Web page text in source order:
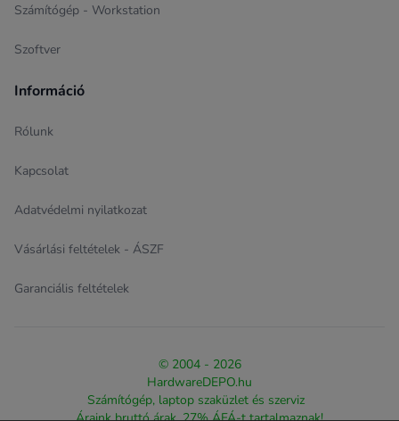
Számítógép - Workstation
Szoftver
Információ
Rólunk
Kapcsolat
Adatvédelmi nyilatkozat
Vásárlási feltételek - ÁSZF
Garanciális feltételek
© 2004 - 2026
HardwareDEPO.hu
Számítógép, laptop szaküzlet és szerviz